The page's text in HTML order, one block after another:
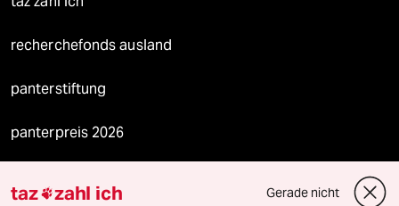
recherchefonds ausland
panterstiftung
panterpreis 2026
taz zahl ich Gerade nicht